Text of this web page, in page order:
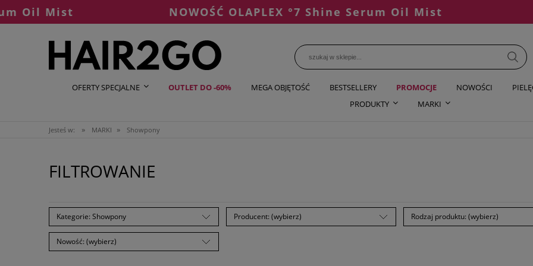
Mist NOWOŚĆ OLAPLEX °7 Shine Serum Oil Mist
OFERTY SPECJALNE OUTLET DO -60% MEGA OBJĘTOŚĆ BESTSELLERY PROMOCJE NOWOŚCI
PRODUKTY
MARKI
Jesteś w: » MARKI » Showpony
FILTROWANIE
Kategorie: Showpony Producent: (wybierz) Rodzaj produktu: (wybierz)
Nowość: (wybierz)